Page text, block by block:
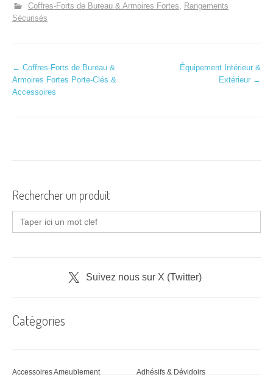
Coffres-Forts de Bureau & Armoires Fortes
Rangements
Sécurisés
N
a
t
i
'
← Coffres-Forts de Bureau &
Armoires Fortes Porte-Clés &
Accessoires
Équipement Intérieur &
Extérieur →
Rechercher un produit
Search
for:
Suivez nous sur X (Twitter)
Catégories
Accessoires Ameublement Adhésifs & Dévidoirs